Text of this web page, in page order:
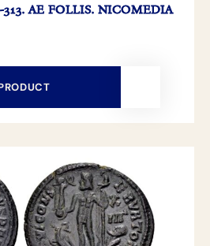
AE FOLLIS. NICOMEDIA